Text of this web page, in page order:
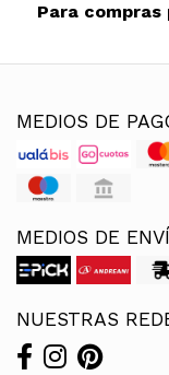
Para
MEDIOS DE
MEDIOS DE
NUESTRAS